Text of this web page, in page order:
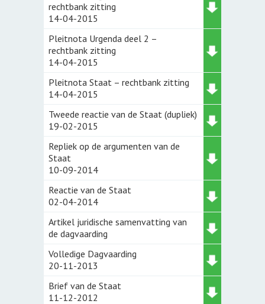
rechtbank zitting
14-04-2015
Pleitnota Urgenda deel 2 –
rechtbank zitting
14-04-2015
Pleitnota Staat – rechtbank zitting
14-04-2015
Tweede reactie van de Staat (dupliek)
19-02-2015
Repliek op de argumenten van de
Staat
10-09-2014
Reactie van de Staat
02-04-2014
Artikel juridische samenvatting van
de dagvaarding
Volledige Dagvaarding
20-11-2013
Brief van de Staat
11-12-2012